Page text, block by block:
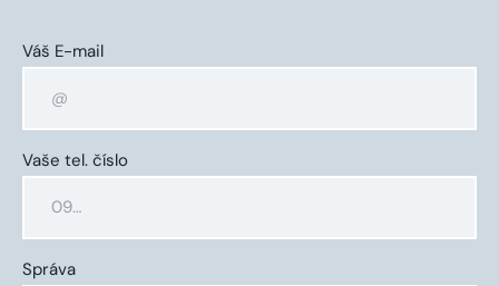
Váš E-mail
Vaše tel. číslo
Správa